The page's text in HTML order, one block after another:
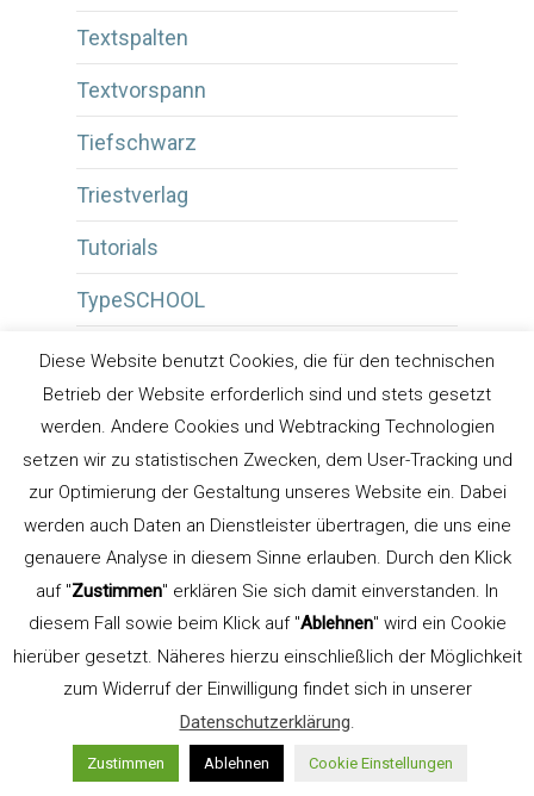
Textspalten
Textvorspann
Tiefschwarz
Triestverlag
Tutorials
TypeSCHOOL
Typografie
Typografie Bozen Südtirol
Typografie Südtirol
Typografische Striche
Typografischer Spannungsbogen
typografischerspannungsbogen
Überdrucken
Überdruckenvorschau
Unterstrich
Diese Website benutzt Cookies, die für den technischen
Betrieb der Website erforderlich sind und stets gesetzt
werden. Andere Cookies und Webtracking Technologien
setzen wir zu statistischen Zwecken, dem User-Tracking und
zur Optimierung der Gestaltung unseres Website ein. Dabei
werden auch Daten an Dienstleister übertragen, die uns eine
genauere Analyse in diesem Sinne erlauben. Durch den Klick
auf "Zustimmen" erklären Sie sich damit einverstanden. In
diesem Fall sowie beim Klick auf "Ablehnen" wird ein Cookie
hierüber gesetzt. Näheres hierzu einschließlich der Möglichkeit
zum Widerruf der Einwilligung findet sich in unserer
Datenschutzerklärung.
Zustimmen Ablehnen Cookie Einstellungen